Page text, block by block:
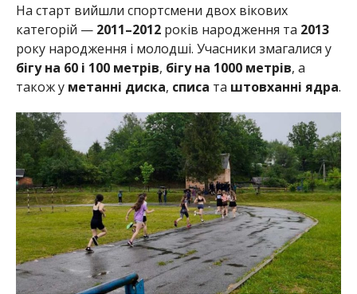
На старт вийшли спортсмени двох вікових
категорій — 2011–2012років народження та 2013
року народження і молодші. Учасники змагалися у
бігу на 60 і 100 метрів, бігу на 1000 метрів, а
також у метанні диска, списа та штовханні ядра.